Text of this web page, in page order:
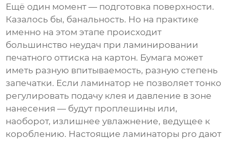
Ещё один момент — подготовка поверхности.
Казалось бы, банальность. Но на практике
именно на этом этапе происходит
большинство неудач при ламинировании
печатного оттиска на картон. Бумага может
иметь разную впитываемость, разную степень
запечатки. Если ламинатор не позволяет тонко
регулировать подачу клея и давление в зоне
нанесения — будут проплешины или,
наоборот, излишнее увлажнение, ведущее к
короблению. Настоящиеламинаторы pro дают